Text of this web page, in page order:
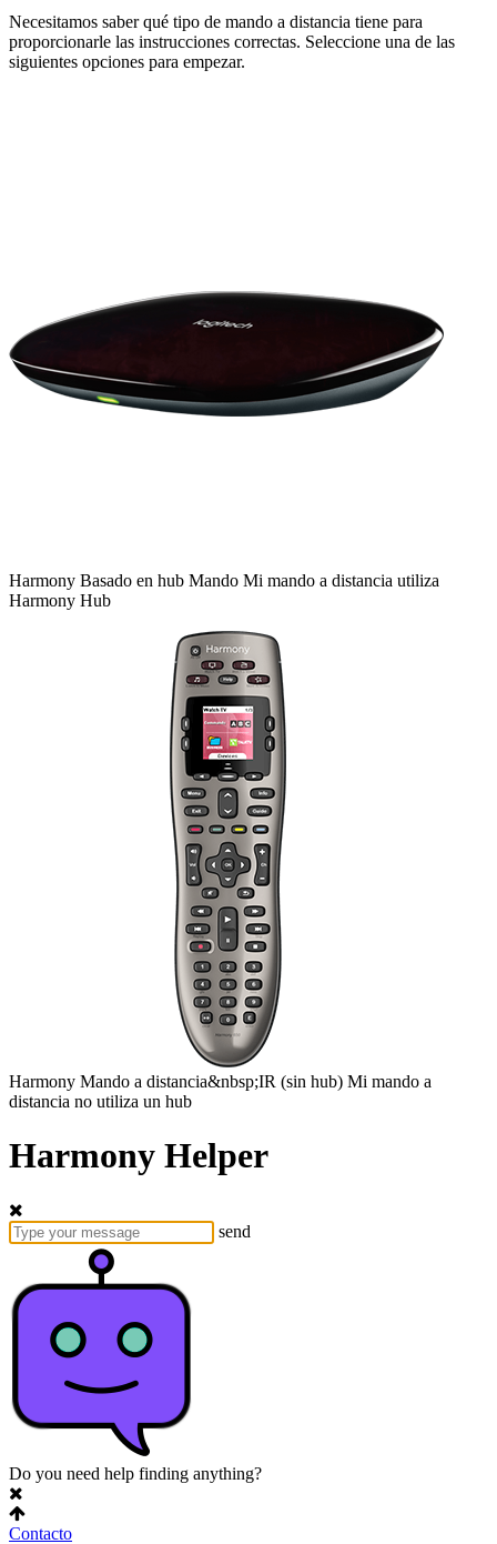
Necesitamos saber qué tipo de mando a distancia tiene para
proporcionarle las instrucciones correctas. Seleccione una de las
siguientes opciones para empezar.
Harmony Basado en hub Mando Mi mando a distancia utiliza
Harmony Hub
Harmony Mando a distancia&nbsp;IR (sin hub) Mi mando a
distancia no utiliza un hub
Harmony Helper
send
Do you need help finding anything?
Contacto